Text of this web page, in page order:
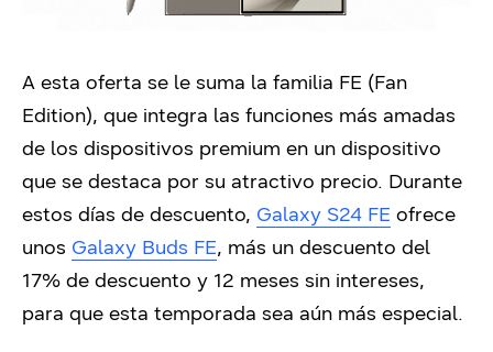
A esta oferta se le suma la familia FE (Fan
Edition), que integra las funciones más amadas
de los dispositivos premium en un dispositivo
que se destaca por su atractivo precio. Durante
estos días de descuento, Galaxy S24 FE ofrece
unos Galaxy Buds FE, más un descuento del
17% de descuento y 12 meses sin intereses,
para que esta temporada sea aún más especial.